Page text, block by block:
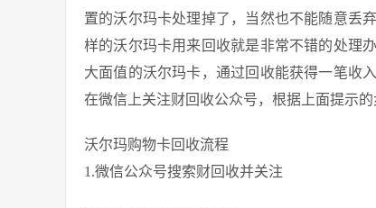
置的沃尔玛卡处理掉了，当然也不能随意丢
样的沃尔玛卡用来回收就是非常不错的处理
大面值的沃尔玛卡，通过回收能获得一笔收
在微信上关注财回收公众号，根据上面提示的
沃尔玛购物卡回收流程
1.微信公众号搜索财回收并关注